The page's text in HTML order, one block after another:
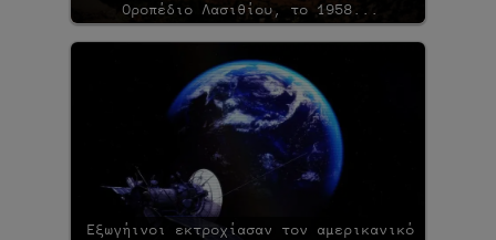
Οροπέδιο Λασιθίου, το 1958...
Εξωγήινοι εκτροχίασαν τον αμερικανικό